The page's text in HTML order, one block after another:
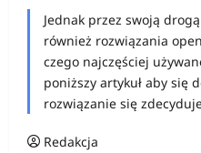
Jednak przez swoją
również rozwiązania
czego najczęściej
poniższy artykuł aby się
rozwiązanie się
Redakcja